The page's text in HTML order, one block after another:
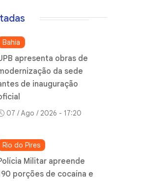
Bahia
apresenta obras de
da sede
de inauguração
07 / Ago / 2026 - 17:20
Rio do Pires
Militar apreende
porções de cocaína e